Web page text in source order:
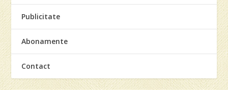
Publicitate
Abonamente
Contact